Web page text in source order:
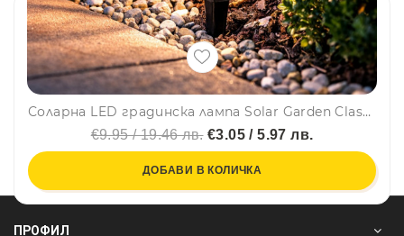
Соларна LED градинска лампа Solar Garden Classic - 24 см – бяла светлина, автоматично включване, без кабели, еко захранване
€9.95 / 19.46 лв.€3.05 / 5.97 лв.
ДОБАВИ В КОЛИЧКА
ПРОФИЛ